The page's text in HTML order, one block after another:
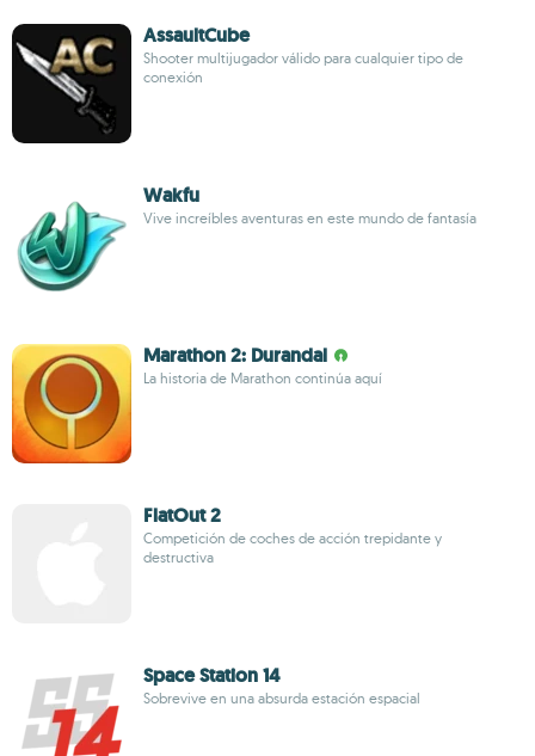
AssaultCube
Shooter multijugador válido para cualquier tipo de
conexión
Wakfu
Vive increíbles aventuras en este mundo de fantasía
Marathon 2: Durandal
La historia de Marathon continúa aquí
FlatOut 2
Competición de coches de acción trepidante y
destructiva
Space Station 14
Sobrevive en una absurda estación espacial